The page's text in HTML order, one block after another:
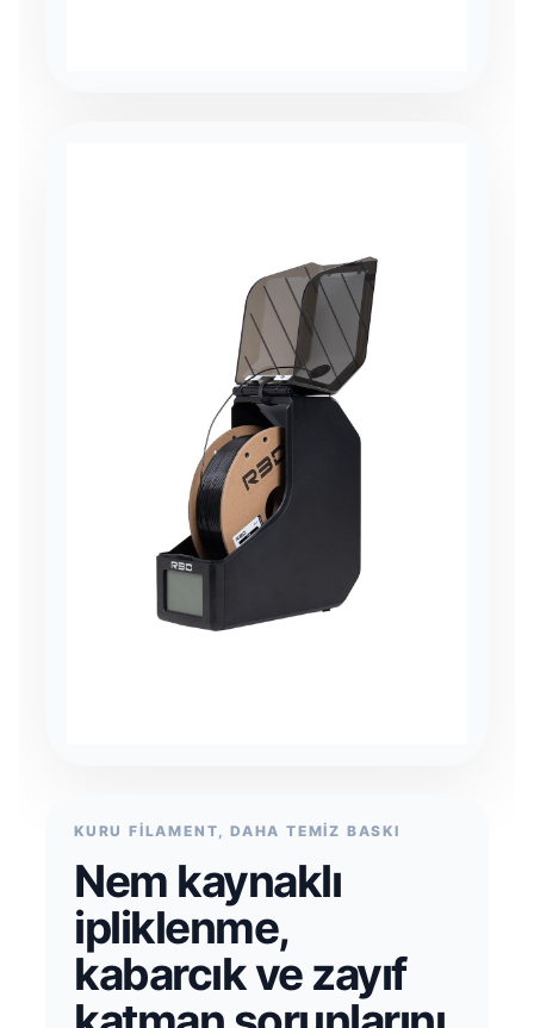
KURU FİLAMENT, DAHA TEMİZ BASKI
Nem kaynaklı
ipliklenme,
kabarcık ve zayıf